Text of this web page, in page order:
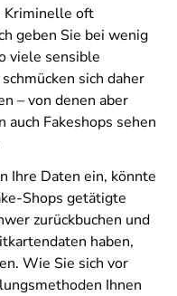
Kriminelle oft
geben Sie bei wenig
viele sensible
sich daher
– von denen aber
Fakeshops sehen
Ihre Daten ein, könnte
Shops getätigte
zurückbuchen und
haben,
Wie Sie sich vor
Ihnen